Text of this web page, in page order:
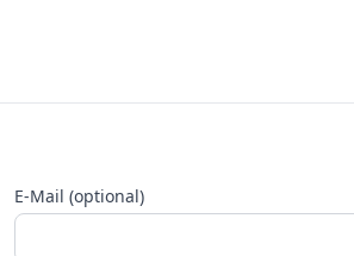
E-Mail (optional)